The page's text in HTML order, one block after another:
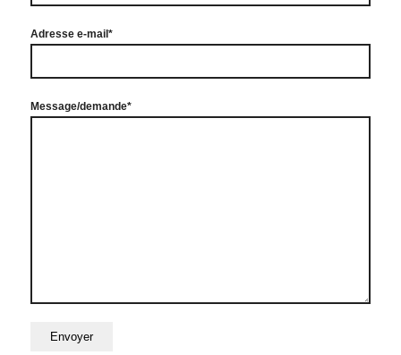
Adresse e-mail*
Message/demande*